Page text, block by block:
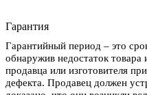
Гарантия
Гарантийный период – это
обнаружив недостаток товара
продавца или изготовителя
дефекта. Продавец должен